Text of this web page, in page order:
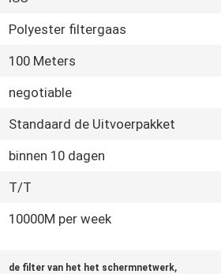
Polyester filtergaas
100 Meters
negotiable
Standaard de Uitvoerpakket
binnen 10 dagen
T/T
10000M per week
de filter van het het schermnetwerk,